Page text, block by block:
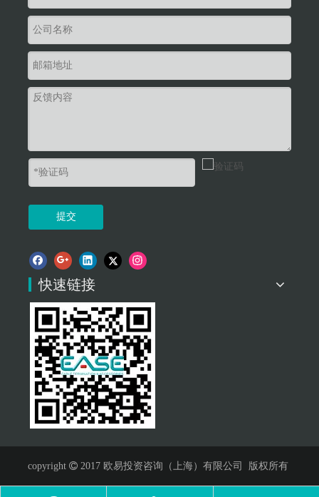
提交
快速链接
copyright  2017 欧易投资咨询（上海）有限公司 版权所有